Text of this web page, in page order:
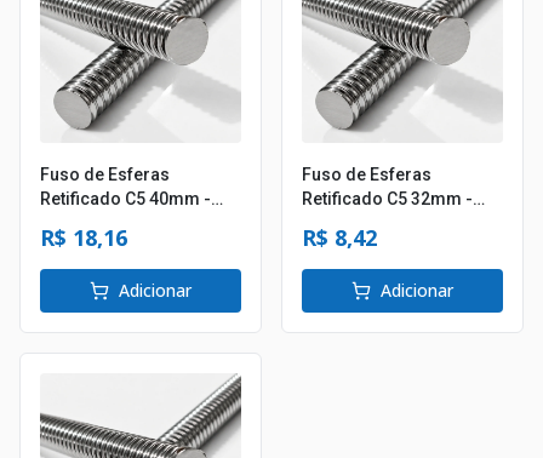
Fuso de Esferas
Retificado C5 40mm -
R$ 18,16
Adicionar
Fuso de Esferas
Retificado C5 32mm -
R$ 8,42
Adicionar